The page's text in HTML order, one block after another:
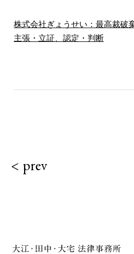
株式会社ぎょうせい：最高裁破
主張・立証、認定・判断
< prev